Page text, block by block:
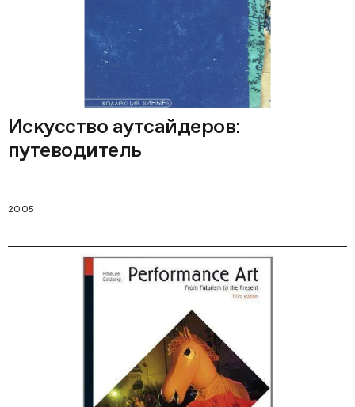
Искусство аутсайдеров:
путеводитель
2005